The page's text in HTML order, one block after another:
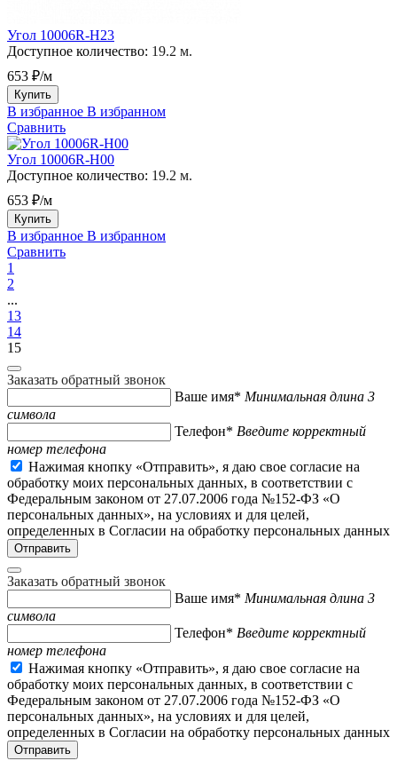
Угол 10006R-H23
Доступное количество: 19.2 м.
653 ₽/м
Купить
В избранное В избранном
Сравнить
Угол 10006R-H00
Доступное количество: 19.2 м.
653 ₽/м
Купить
В избранное В избранном
Сравнить
1
2
...
13
14
15
Заказать обратный звонок
Ваше имя* Минимальная длина 3
символа
Телефон* Введите корректный
номер телефона
Нажимая кнопку «Отправить», я даю свое согласие на
обработку моих персональных данных, в соответствии с
Федеральным законом от 27.07.2006 года №152-ФЗ «О
персональных данных», на условиях и для целей,
определенных в Согласии на обработку персональных данных
Заказать обратный звонок
Ваше имя* Минимальная длина 3
символа
Телефон* Введите корректный
номер телефона
Нажимая кнопку «Отправить», я даю свое согласие на
обработку моих персональных данных, в соответствии с
Федеральным законом от 27.07.2006 года №152-ФЗ «О
персональных данных», на условиях и для целей,
определенных в Согласии на обработку персональных данных